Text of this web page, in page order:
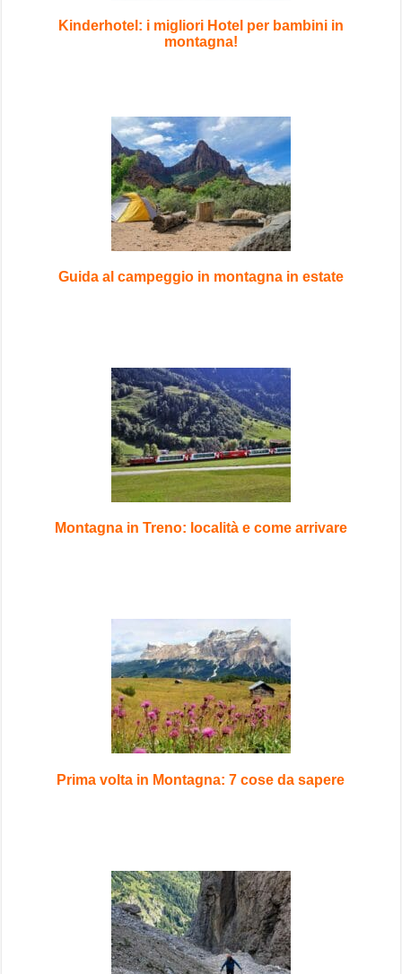
Kinderhotel: i migliori Hotel per bambini in
montagna!
Guida al campeggio in montagna in estate
Montagna in Treno: località e come arrivare
Prima volta in Montagna: 7 cose da sapere